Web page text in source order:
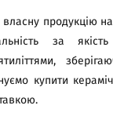
продукцію на
за
купити